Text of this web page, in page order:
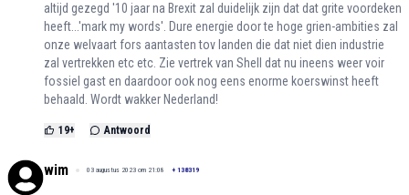
altijd gezegd '10 jaar na Brexit zal duidelijk zijn dat dat grite voordeken
heeft...'mark my words'. Dure energie door te hoge grien-ambities zal
onze welvaart fors aantasten tov landen die dat niet dien industrie
zal vertrekken etc etc. Zie vertrek van Shell dat nu ineens weer voir
fossiel gast en daardoor ook nog eens enorme koerswinst heeft
behaald. Wordt wakker Nederland!
19+ Antwoord
wim 03 augustus 2023 om 21:08 + 138319